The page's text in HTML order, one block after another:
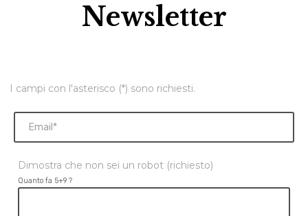
Newsletter
I campi con l'asterisco (*) sono richiesti.
Dimostra che non sei un robot (richiesto)
Quanto fa 5+9 ?